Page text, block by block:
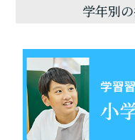
学年別